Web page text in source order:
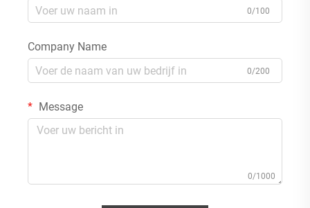
0/100
Company Name
0/200
Message
0/1000